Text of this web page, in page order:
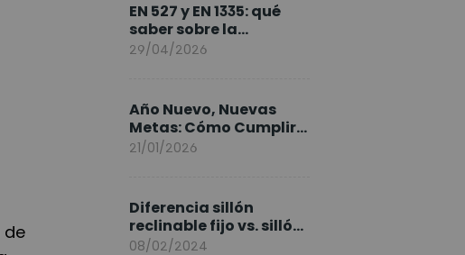
de
EN 527 y EN 1335: qué
saber sobre la
normativa de los
29/04/2026
Año Nuevo, Nuevas
Metas: Cómo Cumplir
tus Objetivos Fitness
21/01/2026
Diferencia sillón
reclinable fijo vs. sillón
elevable
08/02/2024